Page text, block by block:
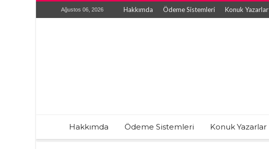
Ağustos 06, 2026 Hakkımda Ödeme Sistemleri Konuk Yazarlar
Hakkımda Ödeme Sistemleri Konuk Yazarlar